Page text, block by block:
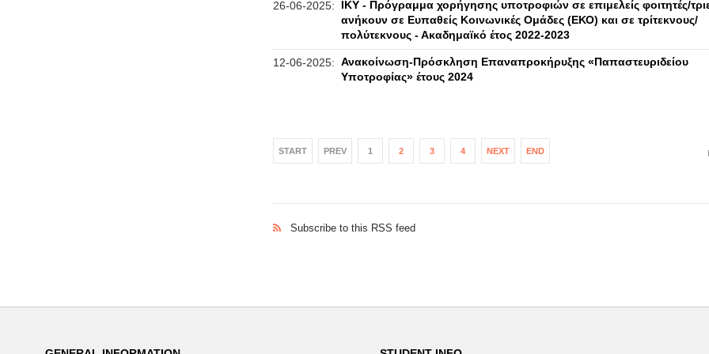
26-06-2025:
ΙΚΥ - Πρόγραμμα χορήγησης υποτροφιών σε επιμελείς φοιτητές/
ανήκουν σε Ευπαθείς Κοινωνικές Ομάδες (ΕΚΟ) και σε τρίτεκνους/
πολύτεκνους - Ακαδημαϊκό έτος 2022-2023
12-06-2025: Ανακοίνωση-Πρόσκληση Επαναπροκήρυξης «Παπαστευριδείου
Υποτροφίας» έτους 2024
START PREV 1 2 3 4 NEXT END
Subscribe to this RSS feed